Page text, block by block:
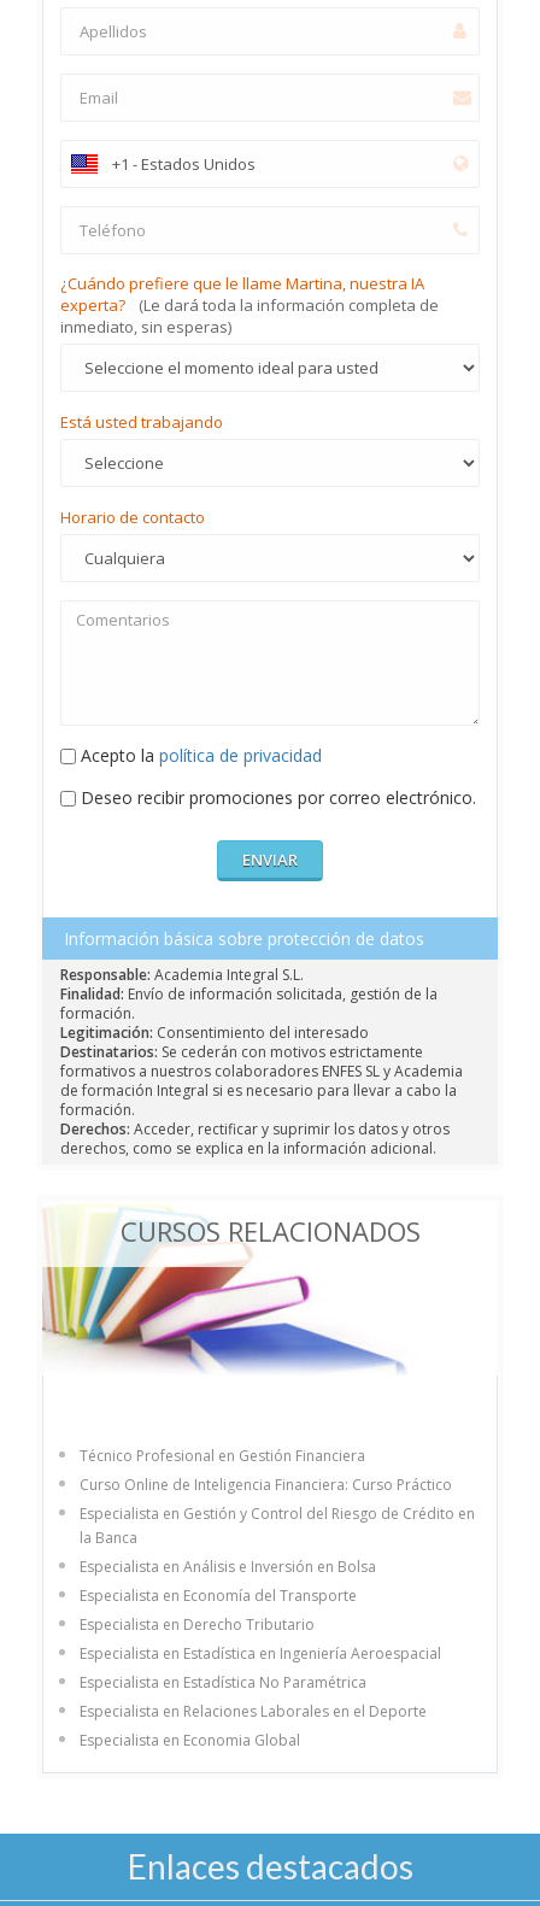
¿Cuándo prefiere que le llame Martina, nuestra IA
experta?
(Le dará toda la información completa de
inmediato, sin esperas)
Está usted trabajando
Horario de contacto
Acepto la política de privacidad
Deseo recibir promociones por correo electrónico.
Información básica sobre protección de datos
Responsable: Academia Integral S.L.
Finalidad: Envío de información solicitada, gestión de la
formación.
Legitimación: Consentimiento del interesado
Destinatarios: Se cederán con motivos estrictamente
formativos a nuestros colaboradores ENFES SL y Academia
de formación Integral si es necesario para llevar a cabo la
formación.
Derechos: Acceder, rectificar y suprimir los datos y otros
derechos, como se explica en la información adicional.
CURSOS RELACIONADOS
Técnico Profesional en Gestión Financiera
Curso Online de Inteligencia Financiera: Curso Práctico
Especialista en Gestión y Control del Riesgo de Crédito en
la Banca
Especialista en Análisis e Inversión en Bolsa
Especialista en Economía del Transporte
Especialista en Derecho Tributario
Especialista en Estadística en Ingeniería Aeroespacial
Especialista en Estadística No Paramétrica
Especialista en Relaciones Laborales en el Deporte
Especialista en Economia Global
Enlaces destacados